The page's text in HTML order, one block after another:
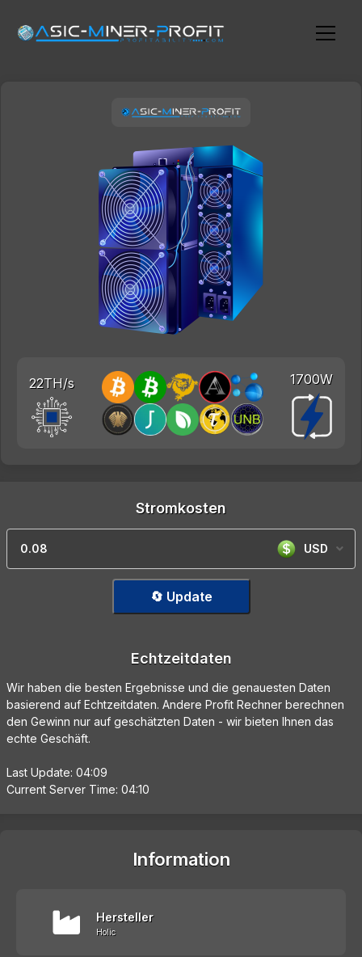
22TH/s 1700W
Stromkosten
USD
🔄 Update
Echtzeitdaten
Wir haben die besten Ergebnisse und die genauesten Daten
basierend auf Echtzeitdaten. Andere Profit Rechner berechnen
den Gewinn nur auf geschätzten Daten - wir bieten Ihnen das
echte Geschäft.
Last Update: 04:09
Current Server Time: 04:10
Information
Hersteller
Holic